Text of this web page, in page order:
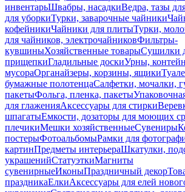
инвентарьШвабры, насадкиВедра, тазы
для уборкиТурки, заварочные чайники
кофейникиЧайники для плитыТурки,
для чайников, электрочайниковФильтры-
кувшиныХозяйственные товарыСушилки
прищепкиГладильные доскиУрны,
мусораОрганайзеры, корзины, ящики
бумажные полотенцаСалфетки, мочалки,
пакетыФольга, пленка, пакеты
для глаженияАксессуары для стирки
шпагатыЕмкости, дозаторы для моющих
плечикиМешки хозяйственныеСувениры
постерыФотоальбомыРамки для
картинПредметы интерьераШкатулки,
украшенийСтатуэткиМагниты
сувенирныеИконыПраздничный декор
праздникаЕлкиАксессуары для елей